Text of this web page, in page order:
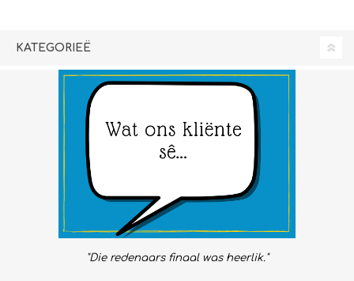
KATEGORIEË
"Die redenaars finaal was heerlik."